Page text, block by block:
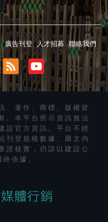
廣告刊登 人才招募 聯絡我們
、著作、商標、版權皆
。本平台所示資訊無法
設官方資訊。平台不經
刊登規格數據、圖文內
證核實，仍請以建設公
依據。